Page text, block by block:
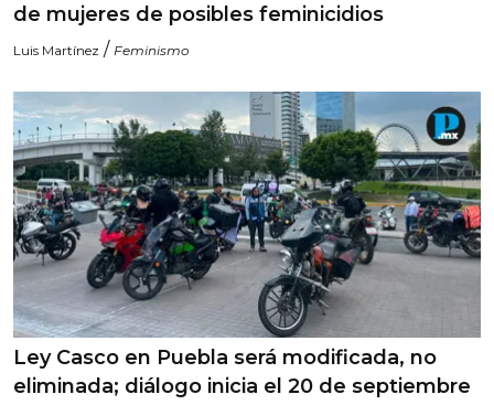
de mujeres de posibles feminicidios
Luis Martínez / Feminismo
Ley Casco en Puebla será modificada, no
eliminada; diálogo inicia el 20 de septiembre